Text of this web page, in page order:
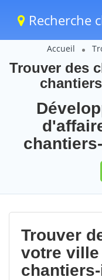
Recherche
Accueil
Trouver des
Trouver
votre ville